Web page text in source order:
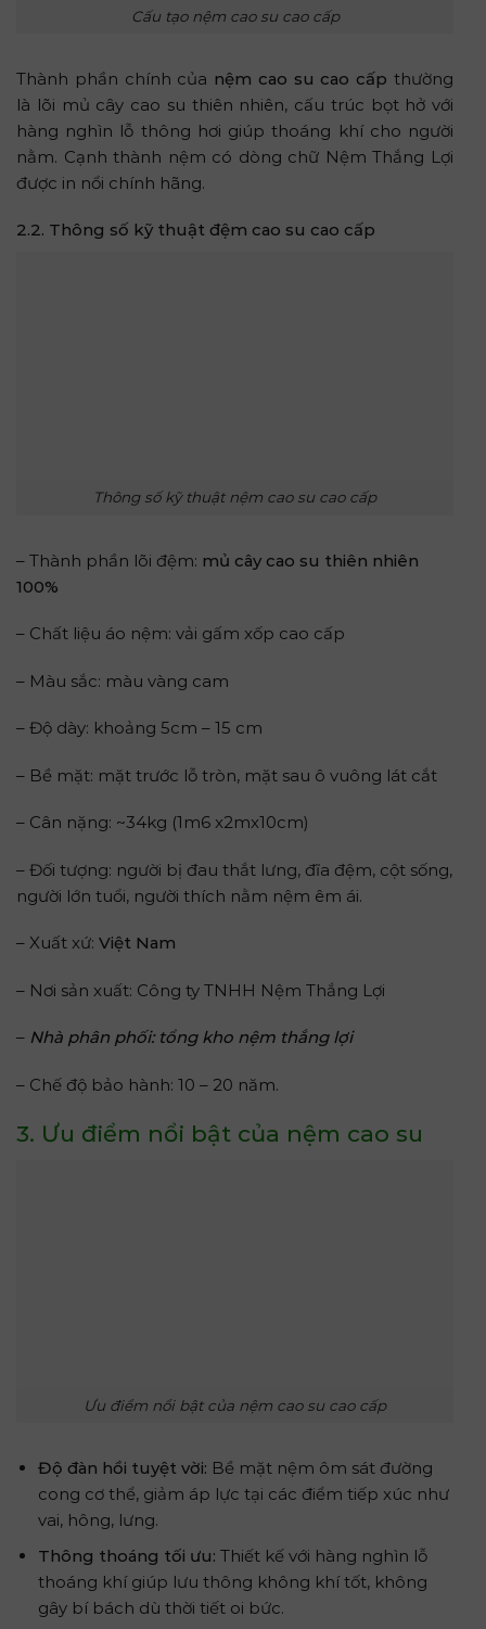
Cấu tạo nệm cao su cao cấp
Thành phần chính của nệm cao su cao cấp thường
là lõi mủ cây cao su thiên nhiên, cấu trúc bọt hở với
hàng nghìn lỗ thông hơi giúp thoáng khí cho người
nằm. Cạnh thành nệm có dòng chữ Nệm Thắng Lợi
được in nổi chính hãng.
2.2. Thông số kỹ thuật đệm cao su cao cấp
Thông số kỹ thuật nệm cao su cao cấp
– Thành phần lõi đệm: mủ cây cao su thiên nhiên
100%
– Chất liệu áo nệm: vải gấm xốp cao cấp
– Màu sắc: màu vàng cam
– Độ dày: khoảng 5cm – 15 cm
– Bề mặt: mặt trước lỗ tròn, mặt sau ô vuông lát cắt
– Cân nặng: ~34kg (1m6 x2mx10cm)
– Đối tượng: người bị đau thắt lưng, đĩa đệm, cột sống,
người lớn tuổi, người thích nằm nệm êm ái.
– Xuất xứ: Việt Nam
– Nơi sản xuất: Công ty TNHH Nệm Thắng Lợi
– Nhà phân phối: tổng kho nệm thắng lợi
– Chế độ bảo hành: 10 – 20 năm.
3. Ưu điểm nổi bật của nệm cao su
Ưu điểm nổi bật của nệm cao su cao cấp
Độ đàn hồi tuyệt vời: Bề mặt nệm ôm sát đường
cong cơ thể, giảm áp lực tại các điểm tiếp xúc như
vai, hông, lưng.
Thông thoáng tối ưu: Thiết kế với hàng nghìn lỗ
thoáng khí giúp lưu thông không khí tốt, không
gây bí bách dù thời tiết oi bức.